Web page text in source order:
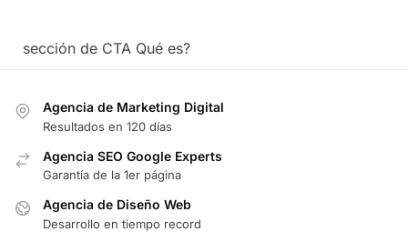
sección de CTA Qué es?
Agencia de Marketing Digital
Resultados en 120 días
Agencia SEO Google Experts
Garantía de la 1er página
Agencia de Diseño Web
Desarrollo en tiempo record